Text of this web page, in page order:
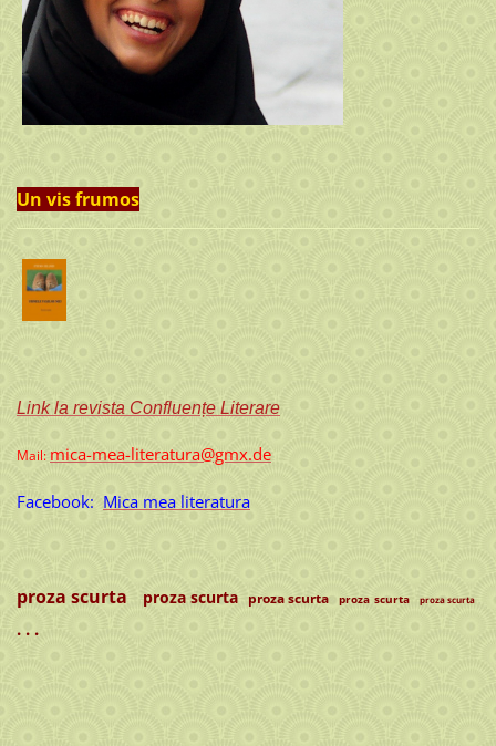
Un vis frumos
Link la revista Confluențe Literare
Mail: mica-mea-literatura@gmx.de
Facebook: Mica mea literatura
proza scurta proza scurta proza scurta proza scurta proza scurta
. . .